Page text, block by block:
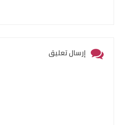
إرسال تعليق